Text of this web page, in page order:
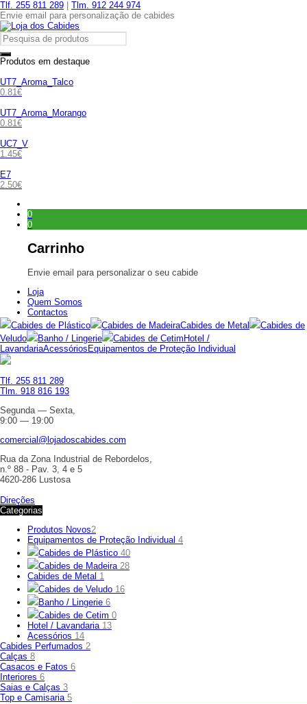
Tlf. 255 811 289
Tlm. 912 244 974
Envie email para personalização de cabides
Produtos em destaque
UT7_Aroma_Talco
0.81€
UT7_Aroma_Morango
0.81€
UC7_V
1.45€
E7
2.50€
0
0
Carrinho
Envie email para personalizar o seu cabide
Loja
Quem Somos
Contactos
Cabides de Plástico
Cabides de MadeiraCabides de Metal
Cabides de
Veludo
Banho / Lingerie Cabides de Cetim Hotel /
LavandariaAcessórios Equipamentos de Proteção Individual
Tlf. 255 811 289
Tlm. 918 816 193
Segunda — Sexta,
9:00 — 19:00
comercial@lojadoscabides.com
Rua da Zona Industrial de Rebordelos,
n.º 88 - Pav. 3, 4 e 5
4620-286 Lustosa
Direções
Categorias
Produtos Novos2
Equipamentos de Proteção Individual 4
Cabides de Plástico 40
Cabides de Madeira 28
Cabides de Metal 1
Cabides de Veludo 16
Banho / Lingerie 6
Cabides de Cetim 0
Hotel / Lavandaria 13
Acessórios 14
Cabides Perfumados 2
Calças 8
Casacos e Fatos 6
Interiores 6
Saias e Calças 3
Top e Camisaria 5